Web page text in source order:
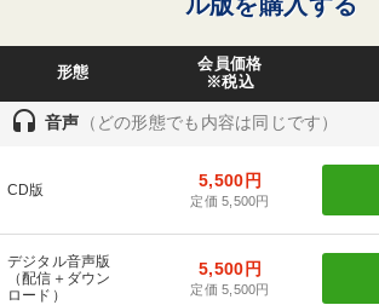
形態
会員価格
※税込
headset 音声 （どの形態でも内容は同じです）
CD版 5,500円
定価 5,500円
デジタル音声版
（配信＋ダウン
ロード）
5,500円
定価 5,500円